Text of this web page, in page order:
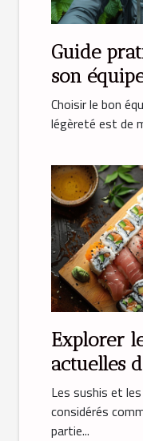
Guide
son
léger
Choisir le bon
légèreté est de
Explorer
actuelles
sashimis
Les sushis et
considérés
partie...